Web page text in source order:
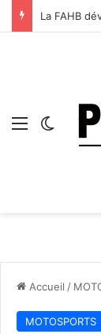
La FAHB
Menu Switch
Accueil /
MOTOSPORTS